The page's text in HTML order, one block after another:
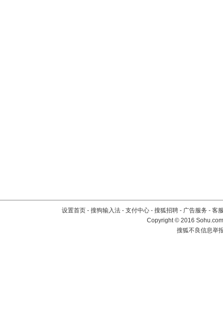
设置首页 - 搜狗输入法 - 支付中心 - 搜狐招聘 - 广告服务 - 客
Copyright©2016
搜狐不良信息举